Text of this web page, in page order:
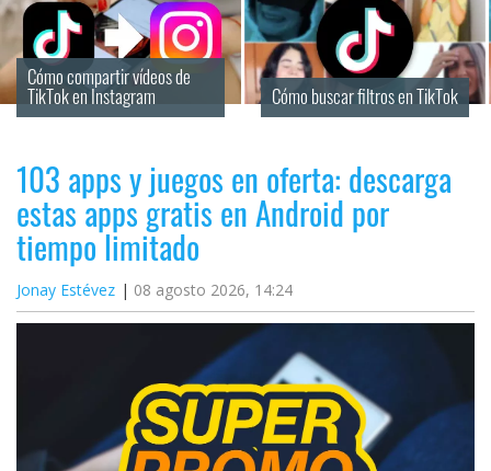
Cómo compartir vídeos de
TikTok en Instagram Cómo buscar filtros en TikTok
103 apps y juegos en oferta: descarga
estas apps gratis en Android por
tiempo limitado
Jonay Estévez 08 agosto 2026, 14:24